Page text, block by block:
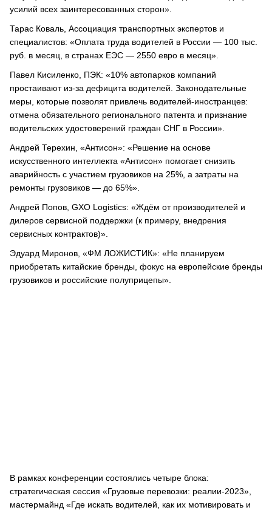
усилий всех заинтересованных сторон».
Тарас Коваль, Ассоциация транспортных экспертов и
специалистов: «Оплата труда водителей в России — 100 тыс.
руб. в месяц, в странах ЕЭС — 2550 евро в месяц».
Павел Кисиленко, ПЭК: «10% автопарков компаний
простаивают из-за дефицита водителей. Законодательные
меры, которые позволят привлечь водителей-иностранцев:
отмена обязательного регионального патента и признание
водительских удостоверений граждан СНГ в России».
Андрей Терехин, «Антисон»: «Решение на основе
искусственного интеллекта «Антисон» помогает снизить
аварийность с участием грузовиков на 25%, а затраты на
ремонты грузовиков — до 65%».
Андрей Попов, GXO Logistics: «Ждём от производителей и
дилеров сервисной поддержки (к примеру, внедрения
сервисных контрактов)».
Эдуард Миронов, «ФМ ЛОЖИСТИК»: «Не планируем
приобретать китайские бренды, фокус на европейские бренды
грузовиков и российские полуприцепы».
В рамках конференции состоялись четыре блока:
стратегическая сессия «Грузовые перевозки: реалии-2023»,
мастермайнд «Где искать водителей, как их мотивировать и